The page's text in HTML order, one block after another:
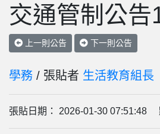
交通管制公告
上一則公告 下一則公告
學務 / 張貼者 生活教育組長
張貼日期： 2026-01-30 07:51:48